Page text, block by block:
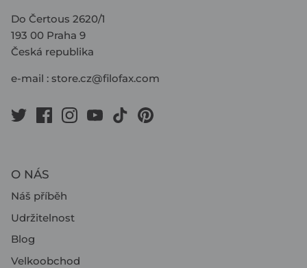
Do Čertous 2620/1
193 00 Praha 9
Česká republika
e-mail : store.cz@filofax.com
O NÁS
Náš příběh
Udržitelnost
Blog
Velkoobchod